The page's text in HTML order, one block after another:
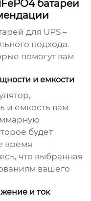
батареи
для UPS–
подхода.
помогут вам
и емкости
и емкость вам
будет
время
что выбранная
вашего
и ток